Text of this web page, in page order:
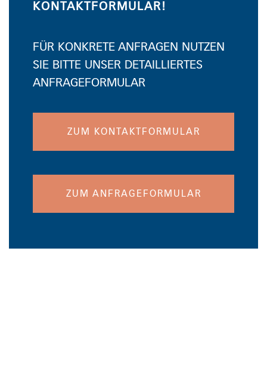
KONTAKTFORMULAR!
FÜR KONKRETE ANFRAGEN NUTZEN
SIE BITTE UNSER DETAILLIERTES
ANFRAGEFORMULAR
ZUM KONTAKTFORMULAR
ZUM ANFRAGEFORMULAR